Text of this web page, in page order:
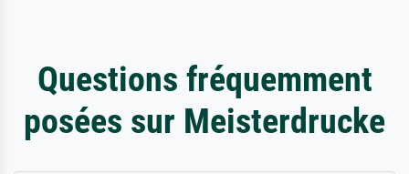
Questions fréquemment
posées sur Meisterdrucke